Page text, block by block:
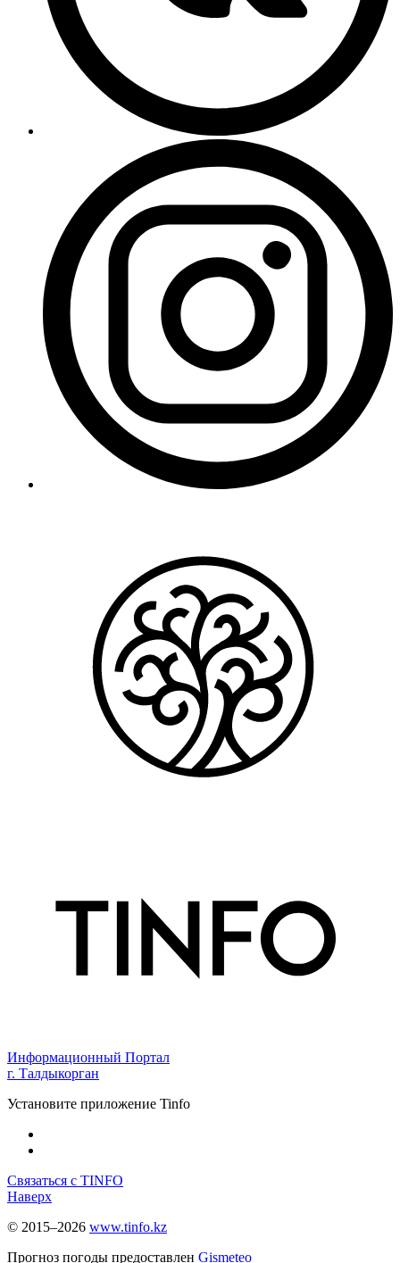
Информационный Портал
г. Талдыкорган
Установите приложение Tinfo
Связаться с TINFO
Наверх
© 2015–2026 www.tinfo.kz
Прогноз погоды предоставлен Gismeteo